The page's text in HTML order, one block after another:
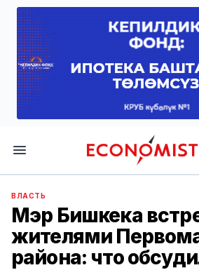
Economist.kg
ВЛАСТЬ
Мэр Бишкека
жителями
района: что